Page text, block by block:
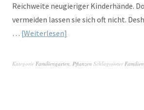
Reichweite neugieriger Kinderhände.
vermeiden lassen sie sich oft nicht.
… Weiterlesen
Kategorie Familiengarten Pflanzen Schlagwörter